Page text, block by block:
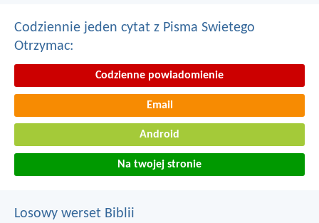
Codziennie jeden cytat z Pisma Swietego
Otrzymac:
Codzienne powiadomienie
Email
Android
Na twojej stronie
Losowy werset Biblii